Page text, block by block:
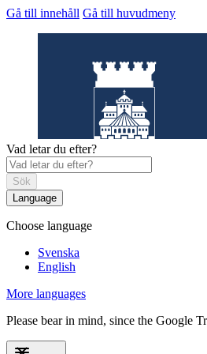
Gå till innehåll Gå till huvudmeny
Helsingborgs museum
Vad letar du efter?
Sök
Language
Choose language
Svenska
English
More languages
Please bear in mind, since the Google